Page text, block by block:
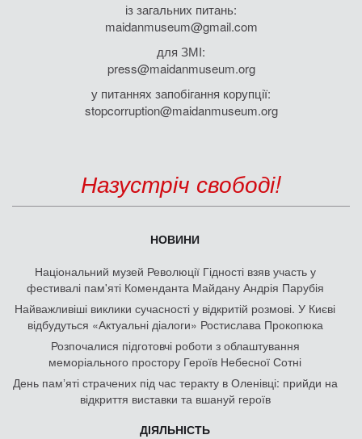
із загальних питань:
maidanmuseum@gmail.com
для ЗМІ:
press@maidanmuseum.org
у питаннях запобігання корупції:
stopcorruption@maidanmuseum.org
Назустріч свободі!
НОВИНИ
Національний музей Революції Гідності взяв участь у
фестивалі пам'яті Коменданта Майдану Андрія Парубія
Найважливіші виклики сучасності у відкритій розмові. У Києві
відбудуться «Актуальні діалоги» Ростислава Прокопюка
Розпочалися підготовчі роботи з облаштування
меморіального простору Героїв Небесної Сотні
День памʼяті страчених під час теракту в Оленівці: прийди на
відкриття виставки та вшануй героїв
ДІЯЛЬНІСТЬ